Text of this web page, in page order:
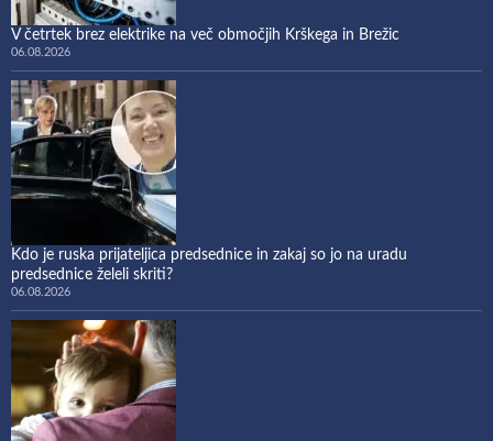
V četrtek brez elektrike na več območjih Krškega in Brežic
06.08.2026
Kdo je ruska prijateljica predsednice in zakaj so jo na uradu
predsednice želeli skriti?
06.08.2026